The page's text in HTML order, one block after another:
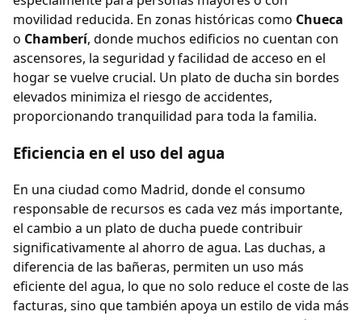
movilidad reducida. En zonas históricas como Chueca
o Chamberí, donde muchos edificios no cuentan con
ascensores, la seguridad y facilidad de acceso en el
hogar se vuelve crucial. Un plato de ducha sin bordes
elevados minimiza el riesgo de accidentes,
proporcionando tranquilidad para toda la familia.
Eficiencia en el uso del agua
En una ciudad como Madrid, donde el consumo
responsable de recursos es cada vez más importante,
el cambio a un plato de ducha puede contribuir
significativamente al ahorro de agua. Las duchas, a
diferencia de las bañeras, permiten un uso más
eficiente del agua, lo que no solo reduce el coste de las
facturas, sino que también apoya un estilo de vida más